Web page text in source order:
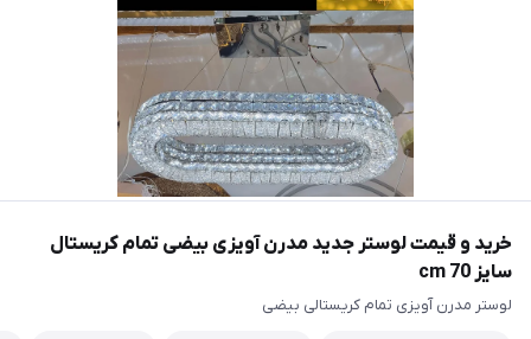
خرید و قیمت لوستر جدید مدرن آویزی بیضی تمام کریستال
سایز 70 cm
لوستر مدرن آویزی تمام کریستالی بیضی